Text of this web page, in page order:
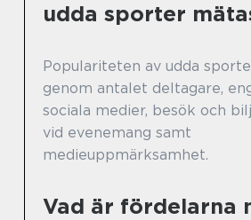
udda sporter
Populariteten av udda
genom antalet deltagare,
sociala medier, besök och
vid evenemang samt
medieuppmärksamhet.
Vad är fördelarna